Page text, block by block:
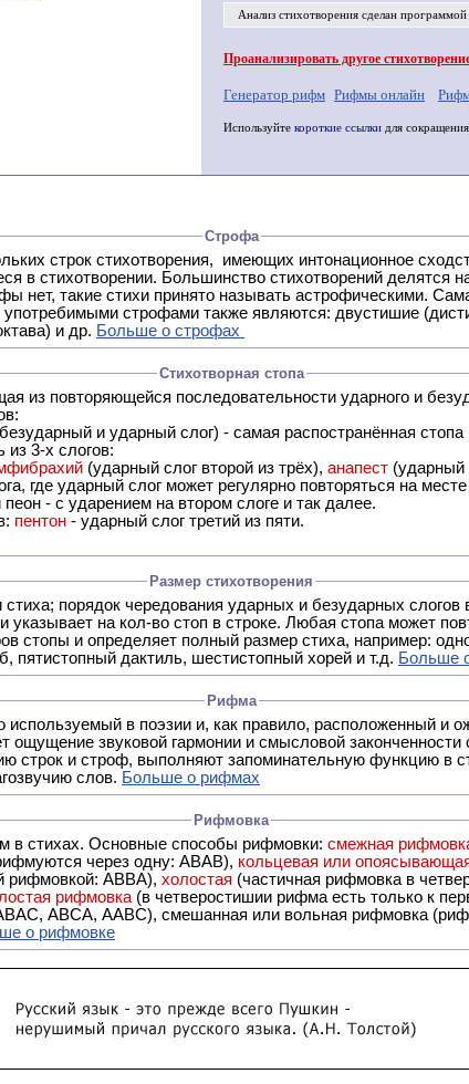
Анализ стихотворениясделан программой
Проанализировать другое
Генератор рифм Рифмы онлайн
Используйте короткие ссылки для
Строфа
интонационное сходство или общую систему рифм, и
популярная строфа в русской поэзии -
строфами также являются: двустишие
и др. Больше о строфах
Стихотворная стопа
из повторяющейся последовательности ударного и
и ударный слог) - самая распостранённая стопа
3-х слогов:
(ударный слог второй из трёх), анапест (ударный
где ударный слог может регулярно повторяться на
- с ударением на втором слоге и так далее.
пентон - ударный слог третий из пяти.
Размер стихотворения
стиха; порядок чередования ударных и безударных слогов
указывает на кол-во стоп в строке. Любая стопа может
стопы и определяет полный размер стиха, например:
пятистопный дактиль, шестистопный хорей и т.д. Больше
Рифма
традиционно используемый в поэзии и, как правило,
ощущение звуковой гармонии и смысловой законченности
строк и строф, выполняют запоминательную функцию в
слов. Больше о рифмах
Рифмовка
в стихах. Основные способы рифмовки: смежная
через одну: ABAB), кольцевая или
рифмовкой: ABBA), холостая (частичная рифмовка в
рифмовка (в четверостишии рифма есть только к
(рифмовка в сложных строфах с различными
о рифмовке